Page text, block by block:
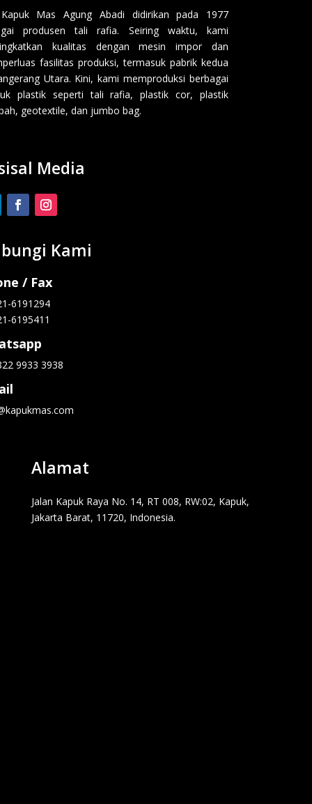
Mas Agung Abadi didirikan pada 1977
produsen tali rafia. Seiring waktu, kami
kualitas dengan mesin impor dan
fasilitas produksi, termasuk pabrik kedua
Utara. Kini, kami memproduksi berbagai
plastik seperti tali rafia, plastik cor, plastik
geotextile, dan jumbo bag.
Media
Kami
/ Fax
6191294
6195411
9933 3938
Alamat
Jalan Kapuk Raya No. 14, RT 008, RW:02, Kapuk,
Jakarta Barat, 11720, Indonesia.